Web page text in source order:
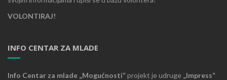
VOLONTIRAJ!
INFO CENTAR ZA MLADE
Info Centar za mlade „Mogućnosti“projekt je udruge „Impress“